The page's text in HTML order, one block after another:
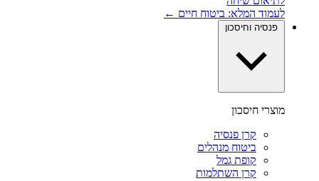
לעמוד המלא: ביטוח חיים ←
פנסיה וחיסכון
מוצרי חיסכון
קרן פנסיה
ביטוח מנהלים
קופת גמל
קרן השתלמות